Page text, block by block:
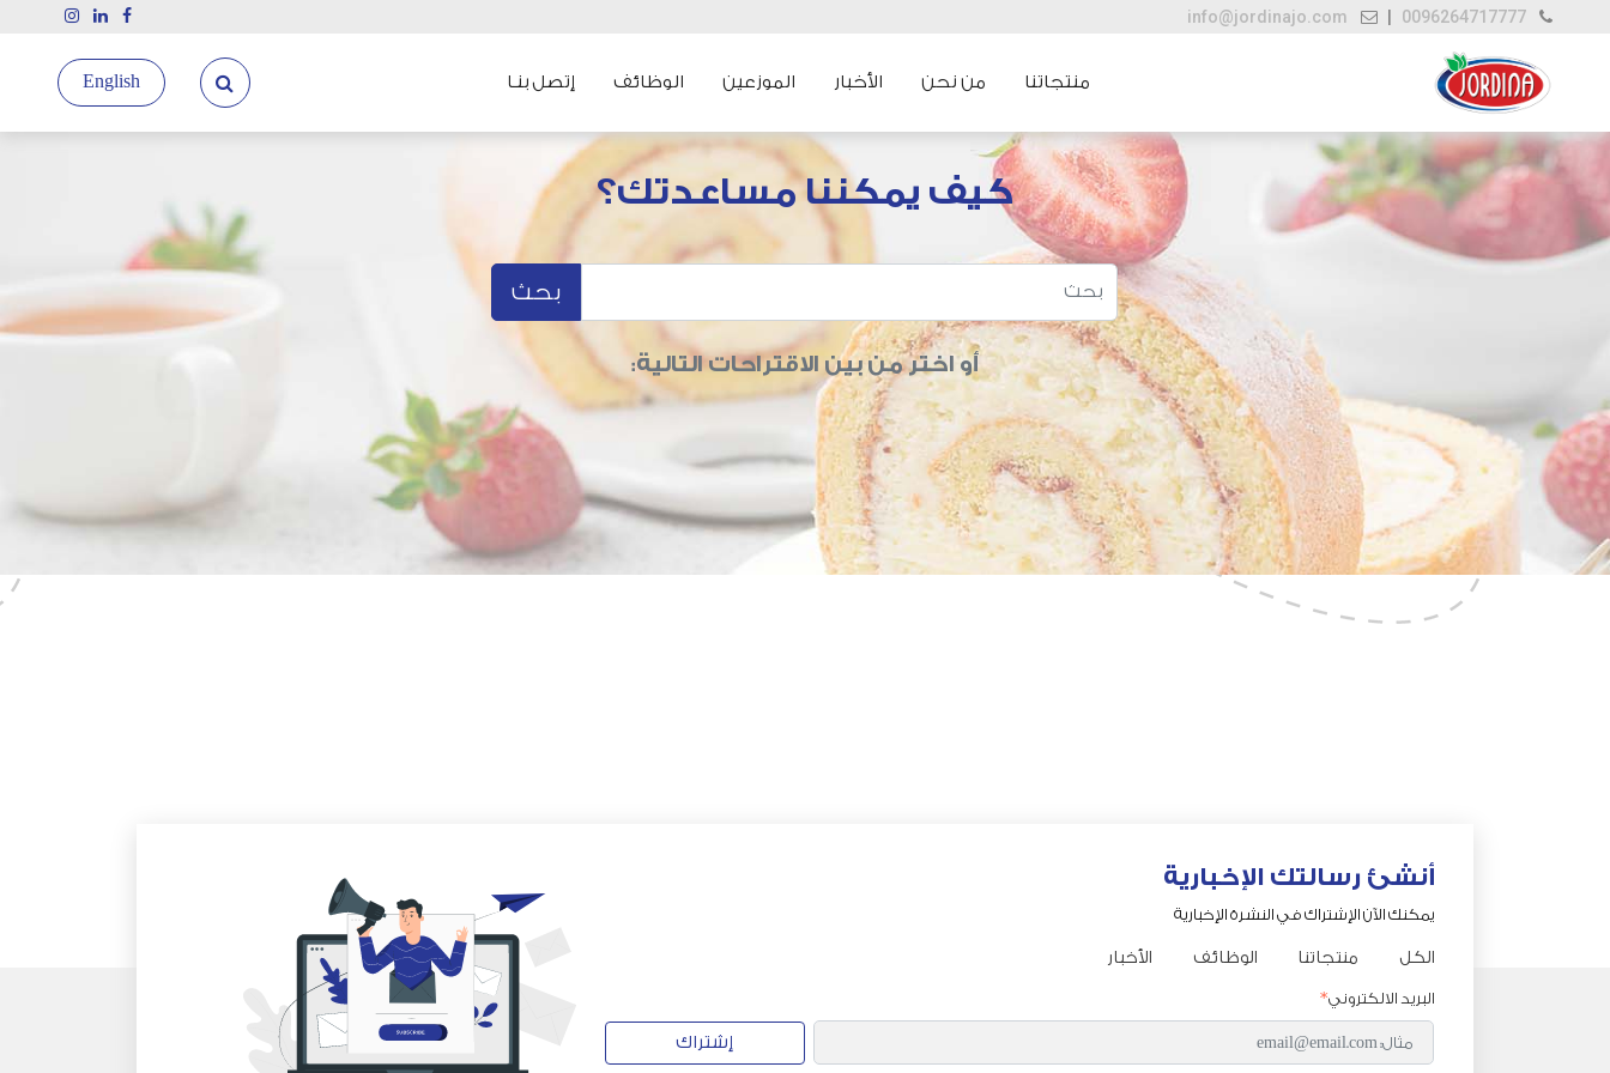
0096264717777
info@jordinajo.com
منتجاتنا من نحن الأخبار الموزعين الوظائف إتصل بنـا English
كيف يمكننا مساعدتك؟
بحث
أو اختر من بين الاقتراحات التالية:
أنشئ رسالتك الإخبارية
يمكنك الآن الإشتراك في النشرة الإخبارية
الكل منتجاتنا الوظائف الأخبار
البريد الالكتروني
إشتراك